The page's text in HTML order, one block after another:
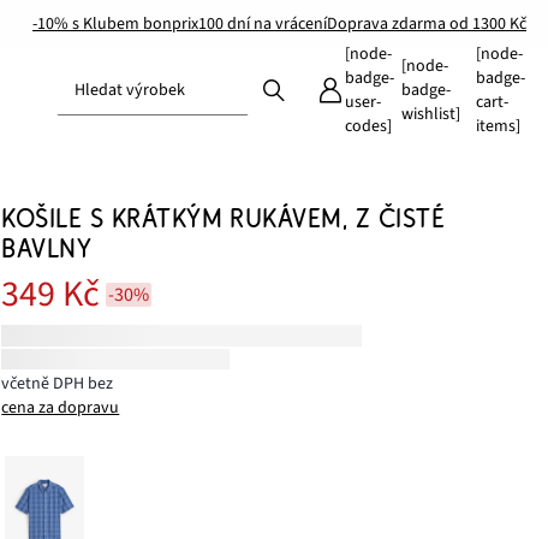
-10% s Klubem bonprix100 dní na vráceníDoprava zdarma od 1300 Kč
Hledat výrobek
[node-
badge-
user-
codes]
[node-
badge-
wishlist]
[node-
badge-
cart-
items]
KOŠILE S KRÁTKÝM RUKÁVEM, Z ČISTÉ
BAVLNY
349 Kč -30%
včetně DPH bez
cena za dopravu